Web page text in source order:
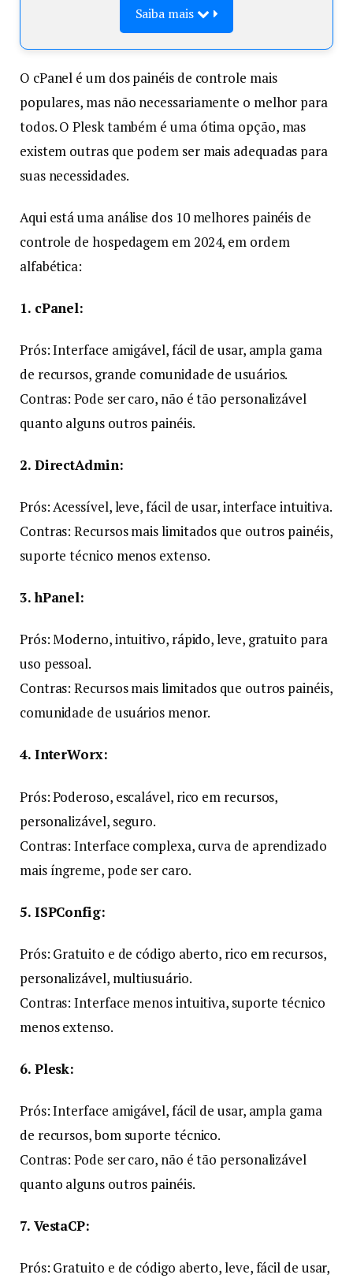
Saiba mais
O cPanel é um dos painéis de controle mais
populares, mas não necessariamente o melhor para
todos. O Plesk também é uma ótima opção, mas
existem outras que podem ser mais adequadas para
suas necessidades.
Aqui está uma análise dos 10 melhores painéis de
controle de hospedagem em 2024, em ordem
alfabética:
1. cPanel:
Prós: Interface amigável, fácil de usar, ampla gama
de recursos, grande comunidade de usuários.
Contras: Pode ser caro, não é tão personalizável
quanto alguns outros painéis.
2. DirectAdmin:
Prós: Acessível, leve, fácil de usar, interface intuitiva.
Contras: Recursos mais limitados que outros painéis,
suporte técnico menos extenso.
3. hPanel:
Prós: Moderno, intuitivo, rápido, leve, gratuito para
uso pessoal.
Contras: Recursos mais limitados que outros painéis,
comunidade de usuários menor.
4. InterWorx:
Prós: Poderoso, escalável, rico em recursos,
personalizável, seguro.
Contras: Interface complexa, curva de aprendizado
mais íngreme, pode ser caro.
5. ISPConfig:
Prós: Gratuito e de código aberto, rico em recursos,
personalizável, multiusuário.
Contras: Interface menos intuitiva, suporte técnico
menos extenso.
6. Plesk:
Prós: Interface amigável, fácil de usar, ampla gama
de recursos, bom suporte técnico.
Contras: Pode ser caro, não é tão personalizável
quanto alguns outros painéis.
7. VestaCP:
Prós: Gratuito e de código aberto, leve, fácil de usar,